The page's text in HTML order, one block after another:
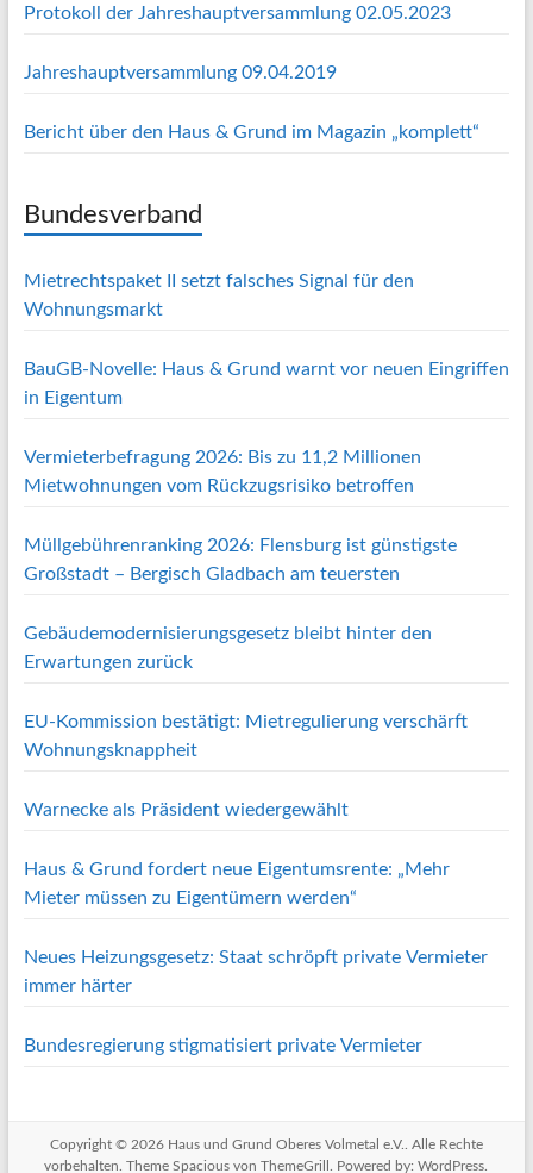
Protokoll der Jahreshauptversammlung 02.05.2023
Jahreshauptversammlung 09.04.2019
Bericht über den Haus & Grund im Magazin „komplett“
Bundesverband
Mietrechtspaket II setzt falsches Signal für den
Wohnungsmarkt
BauGB-Novelle: Haus & Grund warnt vor neuen Eingriffen
in Eigentum
Vermieterbefragung 2026: Bis zu 11,2 Millionen
Mietwohnungen vom Rückzugsrisiko betroffen
Müllgebührenranking 2026: Flensburg ist günstigste
Großstadt – Bergisch Gladbach am teuersten
Gebäudemodernisierungsgesetz bleibt hinter den
Erwartungen zurück
EU-Kommission bestätigt: Mietregulierung verschärft
Wohnungsknappheit
Warnecke als Präsident wiedergewählt
Haus & Grund fordert neue Eigentumsrente: „Mehr
Mieter müssen zu Eigentümern werden“
Neues Heizungsgesetz: Staat schröpft private Vermieter
immer härter
Bundesregierung stigmatisiert private Vermieter
Copyright © 2026 Haus und Grund Oberes Volmetal e.V.
. Alle Rechte
vorbehalten. ThemeSpacious von ThemeGrill. Powered by:WordPress